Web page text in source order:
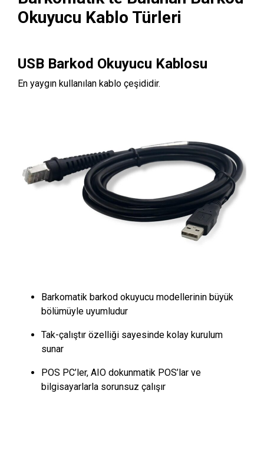
Okuyucu Kablo Türleri
USB Barkod Okuyucu Kablosu
En yaygın kullanılan kablo çeşididir.
Barkomatik barkod okuyucu modellerinin büyük
bölümüyle uyumludur
Tak-çalıştır özelliği sayesinde kolay kurulum
sunar
POS PC’ler, AIO dokunmatik POS’lar ve
bilgisayarlarla sorunsuz çalışır